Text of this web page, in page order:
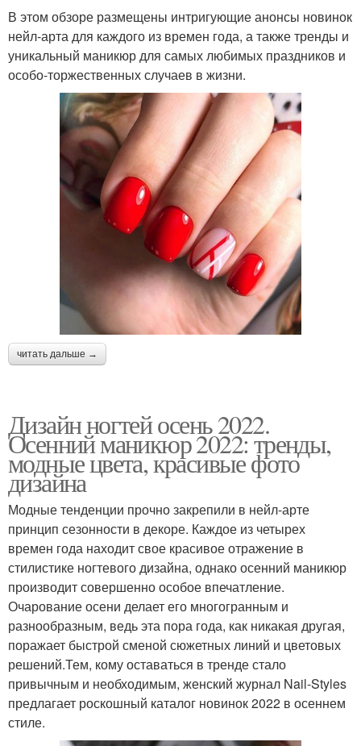
В этом обзоре размещены интригующие анонсы новинок
нейл-арта для каждого из времен года, а также тренды и
уникальный маникюр для самых любимых праздников и
особо-торжественных случаев в жизни.
читать дальше →
Дизайн ногтей осень 2022.
Осенний маникюр 2022: тренды,
модные цвета, красивые фото
дизайна
Модные тенденции прочно закрепили в нейл-арте
принцип сезонности в декоре. Каждое из четырех
времен года находит свое красивое отражение в
стилистике ногтевого дизайна, однако осенний маникюр
производит совершенно особое впечатление.
Очарование осени делает его многогранным и
разнообразным, ведь эта пора года, как никакая другая,
поражает быстрой сменой сюжетных линий и цветовых
решений.Тем, кому оставаться в тренде стало
привычным и необходимым, женский журнал Nail-Styles
предлагает роскошный каталог новинок 2022 в осеннем
стиле.